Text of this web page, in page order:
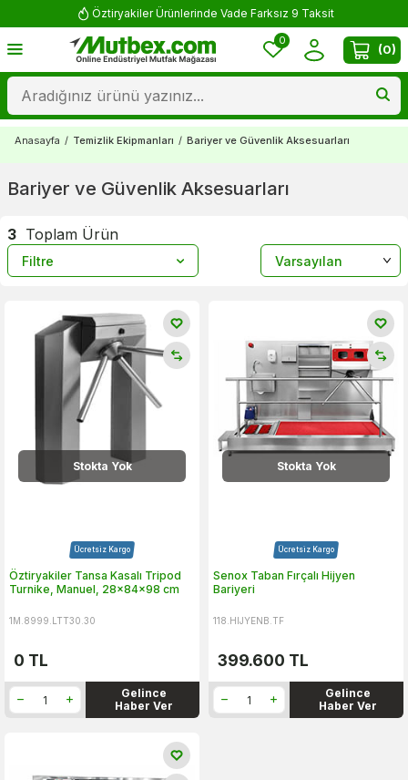
Öztiryakiler Ürünlerinde Vade Farksız 9 Taksit
0
(0)
Anasayfa / Temizlik Ekipmanları / Bariyer ve Güvenlik Aksesuarları
Bariyer ve Güvenlik Aksesuarları
3 Toplam Ürün
Filtre
Stokta Yok
Ücretsiz Kargo
Öztiryakiler Tansa Kasalı Tripod
Turnike, Manuel, 28x84x98 cm
1M.8999.LTT30.30
0 TL
Gelince
Haber Ver
Stokta Yok
Ücretsiz Kargo
Senox Taban Fırçalı Hijyen
Bariyeri
118.HIJYENB.TF
399.600 TL
Gelince
Haber Ver